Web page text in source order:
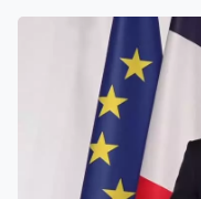
黨內部，而是對抗右
到自豪。他較早前亦
公司的分析指出，施
員力撐下，暫時保住